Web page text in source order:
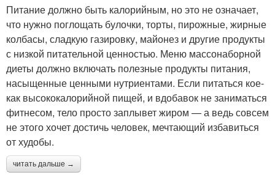
Питание должно быть калорийным, но это не означает,
что нужно поглощать булочки, торты, пирожные, жирные
колбасы, сладкую газировку, майонез и другие продукты
с низкой питательной ценностью. Меню массонаборной
диеты должно включать полезные продукты питания,
насыщенные ценными нутриентами. Если питаться кое-
как высококалорийной пищей, и вдобавок не заниматься
фитнесом, тело просто заплывет жиром — а ведь совсем
не этого хочет достичь человек, мечтающий избавиться
от худобы.
читать дальше →